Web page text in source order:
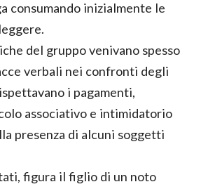
consumando inizialmente le
del gruppo venivano spesso
verbali nei confronti degli
i pagamenti,
associativo e intimidatorio
presenza di alcuni soggetti
figura il figlio di un noto